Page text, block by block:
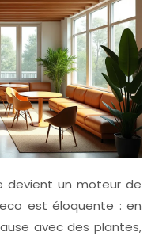
devient un moteur de
est éloquente : en
avec des plantes,